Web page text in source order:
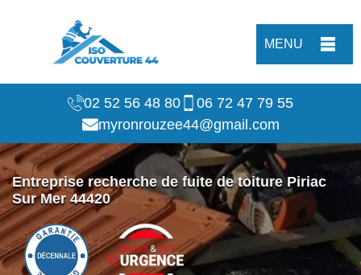
MENU
02 52 56 48 80
06 72 47 79 55
myronrouzee44@gmail.com
Entreprise recherche de fuite de toiture Piriac
Sur Mer 44420